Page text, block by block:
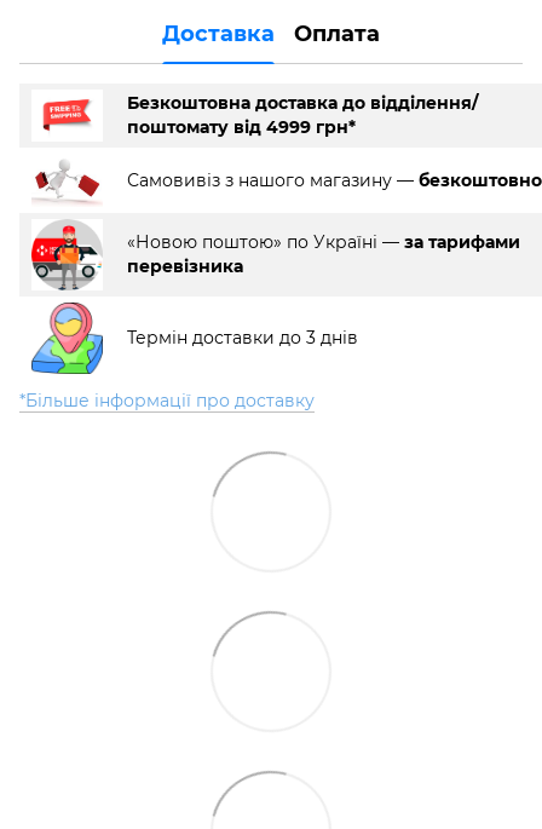
Доставка Оплата
Безкоштовна доставка до відділення/
поштомату від 4999 грн*
Самовивіз з нашого магазину — безкоштовно
«Новою поштою» по Україні — за тарифами
перевізника
Термін доставки до 3 днів
*Більше інформації про доставку